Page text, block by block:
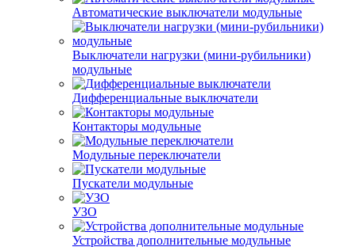
Автоматические выключатели модульные
Выключатели нагрузки (мини-рубильники)
модульные
Дифференциальные выключатели
Контакторы модульные
Модульные переключатели
Пускатели модульные
УЗО
Устройства дополнительные модульные